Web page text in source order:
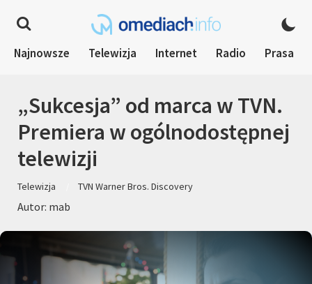
Najnowsze Telewizja Internet Radio Prasa
„Sukcesja” od marca w TVN.
Premiera w ogólnodostępnej
telewizji
Telewizja TVN Warner Bros. Discovery
Autor: mab